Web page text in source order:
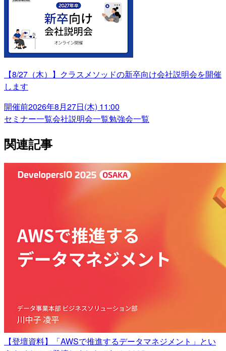
【8/27（木）】クラスメソッドの新卒向け会社説明会を開催
します
開催前2026年8月27日(木) 11:00
セミナー一覧会社説明会一覧勉強会一覧
関連記事
【登壇資料】「AWSで推進するデータマネジメント」とい